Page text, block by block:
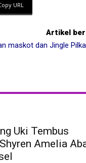
URL
Artikel
maskot dan Jingle
Uki Tembus
Amelia